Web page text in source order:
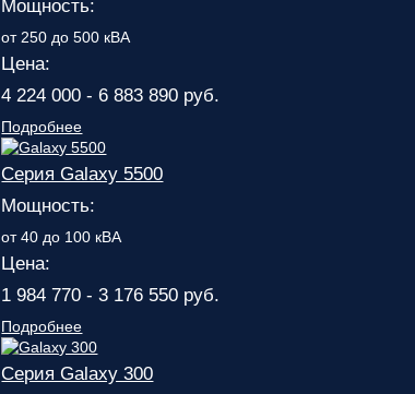
Мощность:
от 250 до 500 кВА
Цена:
4 224 000 - 6 883 890 руб.
Подробнее
Серия Galaxy 5500
Мощность:
от 40 до 100 кВА
Цена:
1 984 770 - 3 176 550 руб.
Подробнее
Серия Galaxy 300